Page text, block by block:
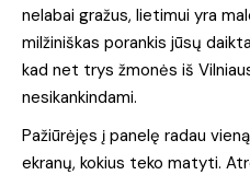
nelabai gražus, lietimui yra
milžiniškas porankis jūsų
kad net trys žmonės iš
nesikankindami.
Pažiūrėjęs į panelę radau
ekranų, kokius teko matyti.